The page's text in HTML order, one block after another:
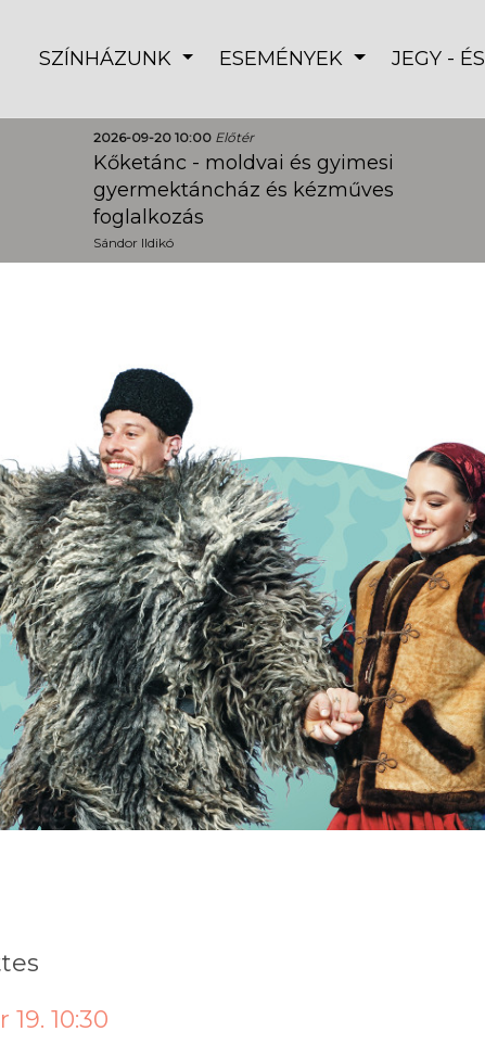
SZÍNHÁZUNK ESEMÉNYEK JEGY -
2026-09-20 10:00 Előtér
Kőketánc - moldvai és gyimesi
gyermektáncház és kézműves
foglalkozás
Sándor Ildikó
10:30